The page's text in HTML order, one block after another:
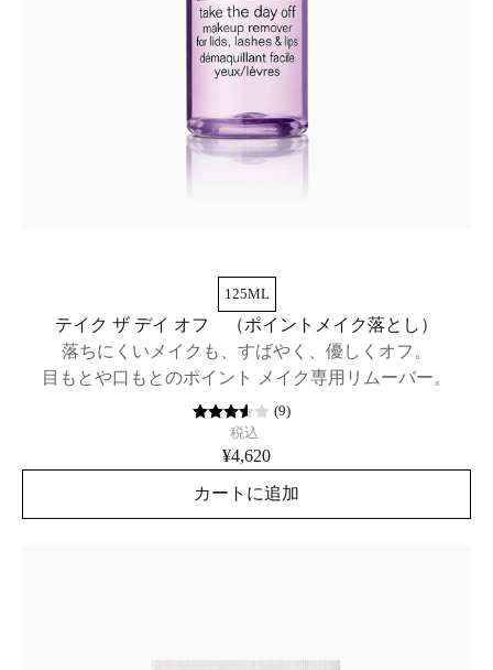
125ML
テイク ザ デイ オフ （ポイントメイク落とし）
落ちにくいメイクも、すばやく、優しくオフ。
目もとや口もとのポイント メイク専用リムーバー。
(9)
税込
¥4,620
カートに追加